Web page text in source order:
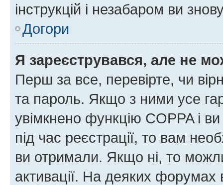
інструкцій і незабаром ви
Догори
Я зареєструвався, але не
Перш за все, перевірте, чи
та пароль. Якщо з ними усе
увімкнено функцію COPPA і
під час реєстрації, то вам
ви отримали. Якщо ні, то
активації. На деяких форумах